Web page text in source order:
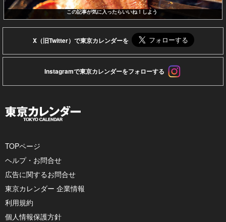
この記事が気に入ったらいいね！しよう
X（旧Twitter）で東京カレンダーを
Instagramで東京カレンダーをフォローする
TOPページ
ヘルプ・お問合せ
広告に関するお問合せ
東京カレンダー 企業情報
利用規約
個人情報保護方針